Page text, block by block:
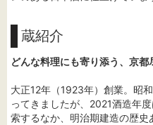
蔵紹介
どんな料理にも寄り添う、京都
大正12年（1923年）創業。昭
ってきましたが、2021酒造年
索するなか、明治期建造の歴史